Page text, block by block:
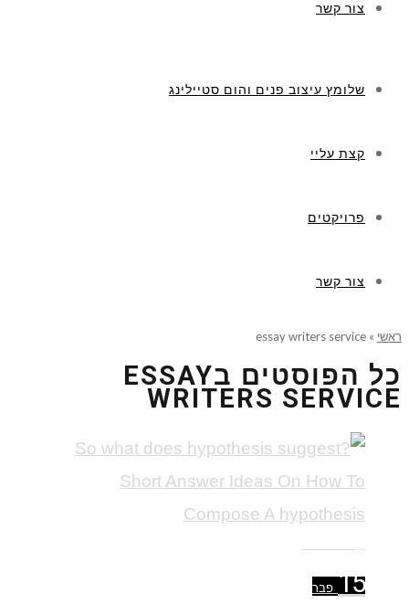
צור קשר
שלומץ עיצוב פנים והום סטיילינג
קצת עליי
פרויקטים
צור קשר
ראשי »
essay writers service
כל הפוסטים בESSAY
WRITERS SERVICE
15 פבר